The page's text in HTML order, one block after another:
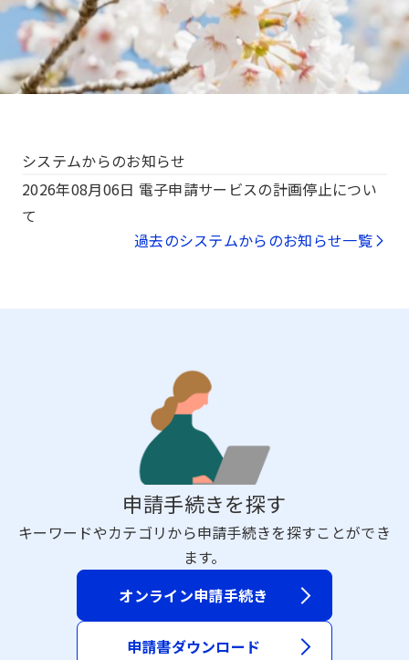
システムからのお知らせ
2026年08月06日 電子申請サービスの計画停止につい
て
過去のシステムからのお知らせ一覧
申請手続きを探す
キーワードやカテゴリから申請手続きを探すことができ
ます。
オンライン申請手続き
申請書ダウンロード